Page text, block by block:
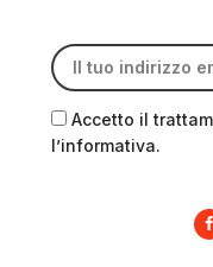
Accetto il
l’informativa.